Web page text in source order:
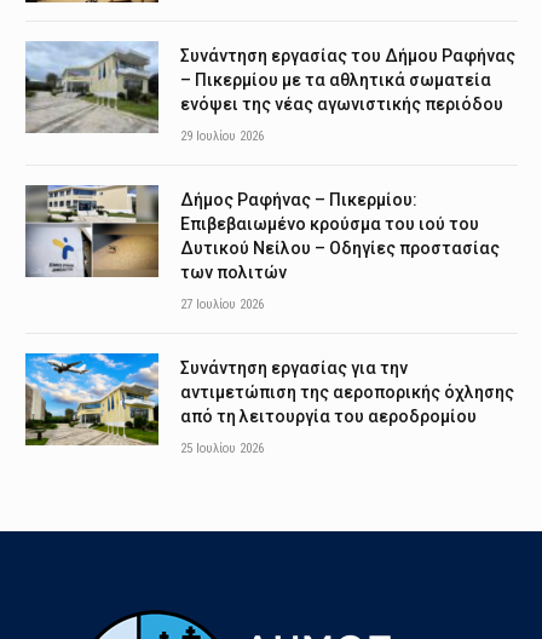
Συνάντηση εργασίας του Δήμου Ραφήνας
– Πικερμίου με τα αθλητικά σωματεία
ενόψει της νέας αγωνιστικής περιόδου
29 Ιουλίου 2026
Δήμος Ραφήνας – Πικερμίου:
Επιβεβαιωμένο κρούσμα του ιού του
Δυτικού Νείλου – Οδηγίες προστασίας
των πολιτών
27 Ιουλίου 2026
Συνάντηση εργασίας για την
αντιμετώπιση της αεροπορικής όχλησης
από τη λειτουργία του αεροδρομίου
25 Ιουλίου 2026